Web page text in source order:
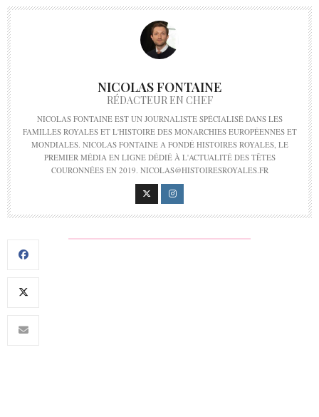
NICOLAS FONTAINE
RÉDACTEUR EN CHEF
NICOLAS FONTAINE EST UN JOURNALISTE SPÉCIALISÉ DANS LES
FAMILLES ROYALES ET L'HISTOIRE DES MONARCHIES EUROPÉENNES ET
MONDIALES. NICOLAS FONTAINE A FONDÉ HISTOIRES ROYALES, LE
PREMIER MÉDIA EN LIGNE DÉDIÉ À L'ACTUALITÉ DES TÊTES
COURONNÉES EN 2019. NICOLAS@HISTOIRESROYALES.FR